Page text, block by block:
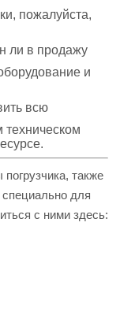
пожалуйста,
ли в продажу
и
всю
также
специально для
с ними здесь: